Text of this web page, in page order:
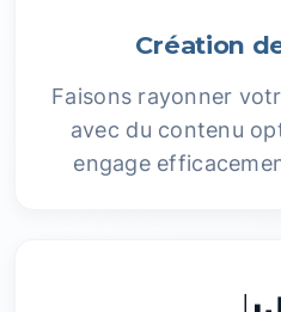
Création
Faisons rayonner
avec du contenu
engage